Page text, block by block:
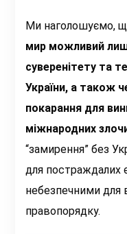
Ми наголошуємо,
мир можливий
суверенітету та
України, а також
покарання для
міжнародних
“замирення” без
для постраждалих
небезпечними для
правопорядку.